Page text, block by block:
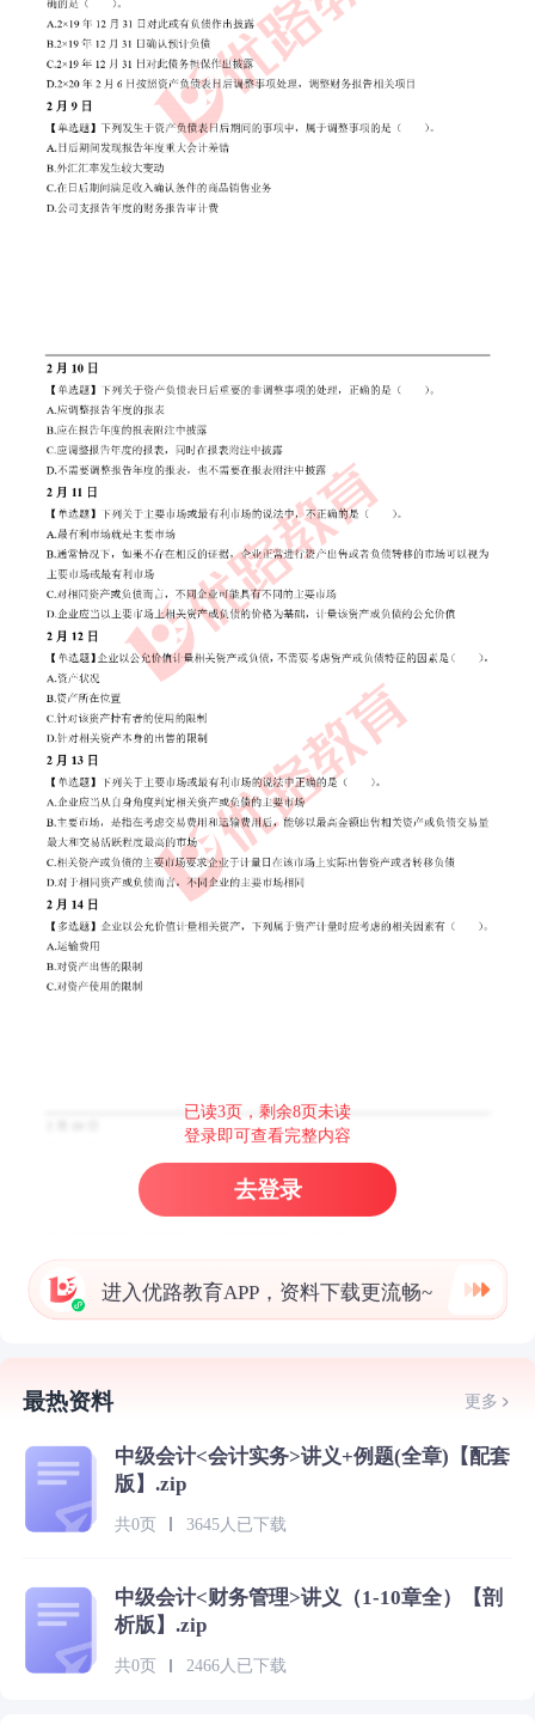
已读3页，剩余8页未读
登录即可查看完整内容
去登录
进入优路教育APP，资料下载更流畅~
最热资料 更多
中级会计<会计实务>讲义+例题(全章)【配套
版】.zip
共0页 3645人已下载
中级会计<财务管理>讲义（1-10章全）【剖
析版】.zip
共0页 2466人已下载